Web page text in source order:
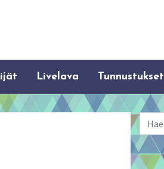
Livelava Tunnustukset
Haku